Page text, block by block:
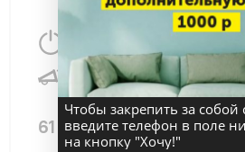
31 дБ
61 250 ₽
Чтобы закрепить за собой
введите телефон в поле
на кнопку "Хочу!"